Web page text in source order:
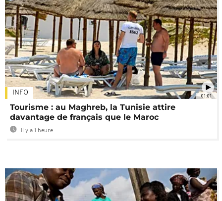
01:01
INFO
Tourisme : au Maghreb, la Tunisie attire
davantage de français que le Maroc
Il y a 1 heure